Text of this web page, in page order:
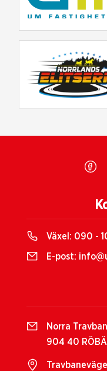
Växel: 090 -
E-post:
Norra
904 40